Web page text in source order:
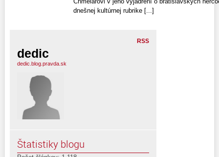
dnešnej kultúrnej rubrike [...]
RSS
dedic
dedic.blog.pravda.sk
Štatistiky blogu